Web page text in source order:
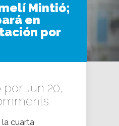
Mintió;
en
por
Jun 20,
la cuarta